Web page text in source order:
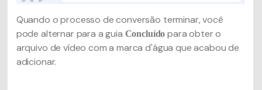
Quando o processo de conversão terminar, você
pode alternar para a guia Concluídopara obter o
arquivo de vídeo com a marca d'água que acabou de
adicionar.